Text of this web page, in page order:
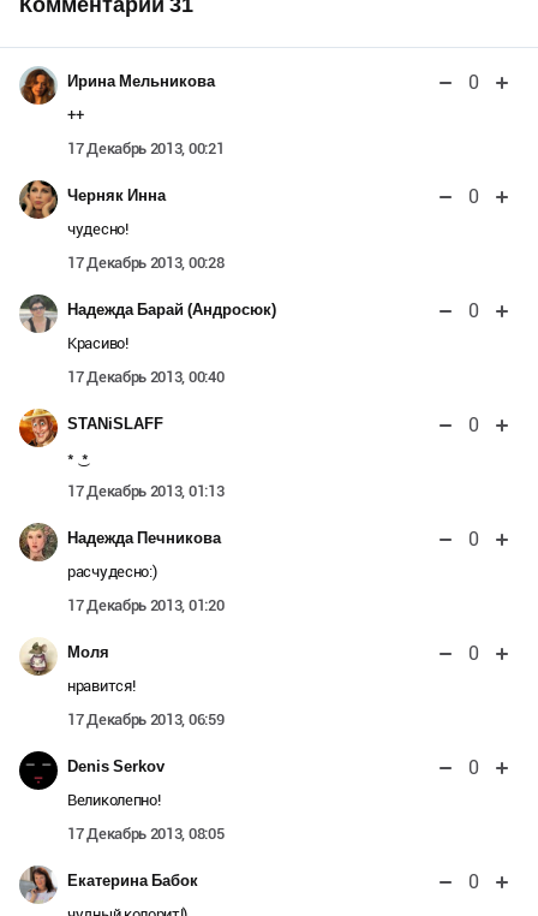
Ирина Мельникова 0
++
17 Декабрь 2013, 00:21
Черняк Инна 0
чудесно!
17 Декабрь 2013, 00:28
Надежда Барай (Андросюк) 0
Красиво!
17 Декабрь 2013, 00:40
STANiSLAFF 0
* ͜ *
17 Декабрь 2013, 01:13
Надежда Печникова 0
расчудесно:)
17 Декабрь 2013, 01:20
Моля 0
нравится!
17 Декабрь 2013, 06:59
Denis Serkov 0
Великолепно!
17 Декабрь 2013, 08:05
Екатерина Бабок 0